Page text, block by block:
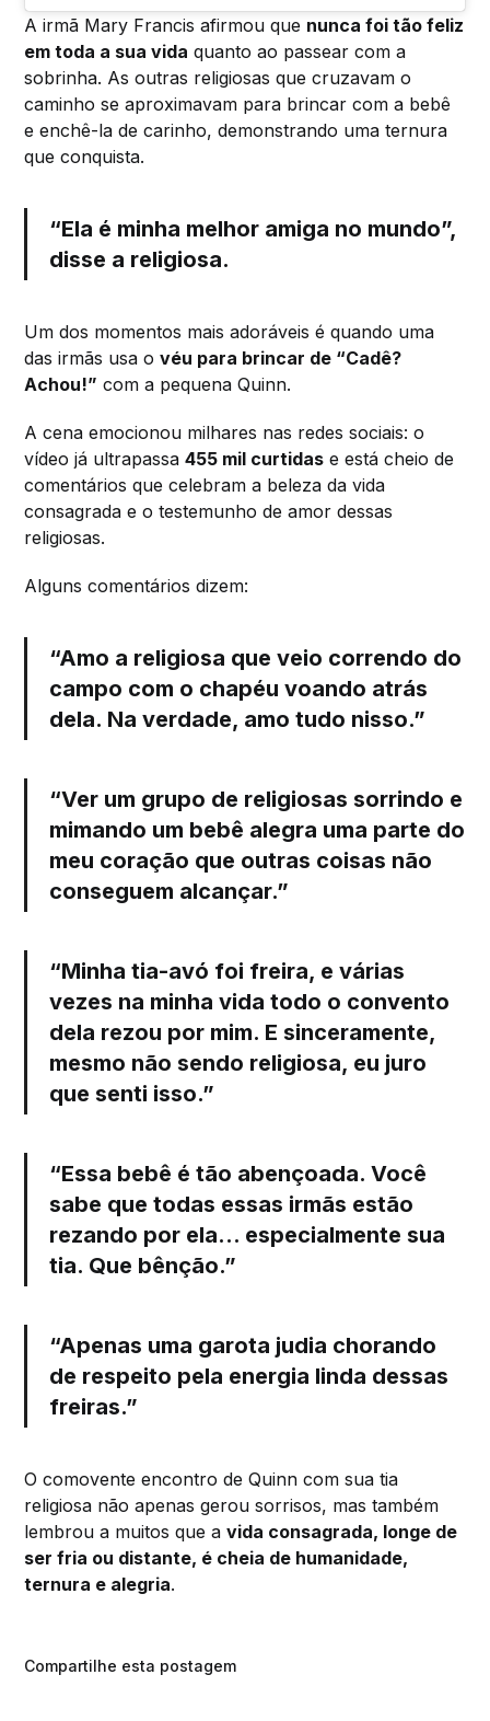
A irmã Mary Francis afirmou que nunca foi tão feliz
em toda a sua vida quanto ao passear com a
sobrinha. As outras religiosas que cruzavam o
caminho se aproximavam para brincar com a bebê
e enchê-la de carinho, demonstrando uma ternura
que conquista.
“Ela é minha melhor amiga no mundo”,
disse a religiosa.
Um dos momentos mais adoráveis é quando uma
das irmãs usa ovéu para brincar de “Cadê?
Achou!” com a pequena Quinn.
A cena emocionou milhares nas redes sociais: o
vídeo já ultrapassa455 mil curtidas e está cheio de
comentários que celebram a beleza da vida
consagrada e o testemunho de amor dessas
religiosas.
Alguns comentários dizem:
“Amo a religiosa que veio correndo do
campo com o chapéu voando atrás
dela. Na verdade, amo tudo nisso.”
“Ver um grupo de religiosas sorrindo e
mimando um bebê alegra uma parte do
meu coração que outras coisas não
conseguem alcançar.”
“Minha tia-avó foi freira, e várias
vezes na minha vida todo o convento
dela rezou por mim. E sinceramente,
mesmo não sendo religiosa, eu juro
que senti isso.”
“Essa bebê é tão abençoada. Você
sabe que todas essas irmãs estão
rezando por ela… especialmente sua
tia. Que bênção.”
“Apenas uma garota judia chorando
de respeito pela energia linda dessas
freiras.”
O comovente encontro de Quinn com sua tia
religiosa não apenas gerou sorrisos, mas também
lembrou a muitos que avida consagrada, longe de
ser fria ou distante, é cheia de humanidade,
ternura e alegria.
Compartilhe esta postagem